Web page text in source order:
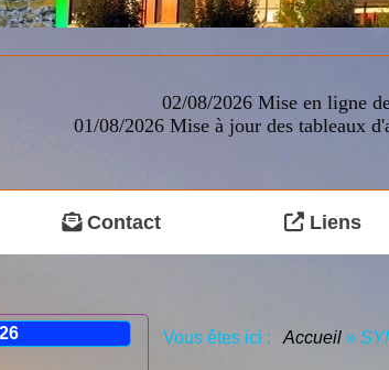
02/08/2026 Mise en ligne
01/08/2026 Mise à jour des tableaux
Contact Liens
Vous êtes ici : Accueil »